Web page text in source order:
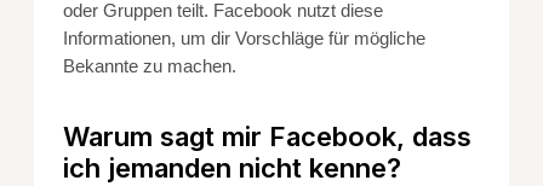
oder Gruppen teilt. Facebook nutzt diese
Informationen, um dir Vorschläge für mögliche
Bekannte zu machen.
Warum sagt mir Facebook, dass
ich jemanden nicht kenne?